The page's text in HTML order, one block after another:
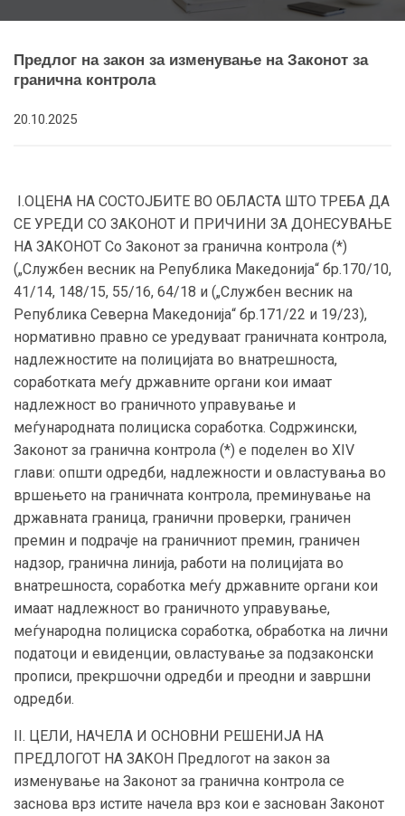
Предлог на закон за изменување на Законот за
гранична контрола
20.10.2025
I.ОЦЕНА НА СОСТОЈБИТЕ ВО ОБЛАСТА ШТО ТРЕБА ДА
СЕ УРЕДИ СО ЗАКОНОТ И ПРИЧИНИ ЗА ДОНЕСУВАЊЕ
НА ЗАКОНОТ Со Законот за гранична контрола (*)
(„Службен весник на Република Македонија“ бр.170/10,
41/14, 148/15, 55/16, 64/18 и („Службен весник на
Република Северна Македонија“ бр.171/22 и 19/23),
нормaтивно правно се уредуваат граничната контрола,
надлежностите на полицијата во внатрешноста,
соработката меѓу државните органи кои имаат
надлежност во граничното управување и
меѓународната полициска соработка. Содржински,
Законот за гранична контрола (*) е поделен во XIV
глави: општи одредби, надлежности и овластувања во
вршењето на граничната контрола, преминување на
државната граница, гранични проверки, граничен
премин и подрачје на граничниот премин, граничен
надзор, гранична линија, работи на полицијата во
внатрешноста, соработка меѓу државните органи кои
имаат надлежност во граничното управување,
меѓународна полициска соработка, обработка на лични
податоци и евиденции, овластување за подзаконски
прописи, прекршочни одредби и преодни и завршни
одредби.
II. ЦЕЛИ, НАЧЕЛА И ОСНОВНИ РЕШЕНИЈА НА
ПРЕДЛОГОТ НА ЗАКОН Предлогот на закон за
изменување на Законот за гранична контрола се
заснова врз истите начела врз кои е заснован Законот